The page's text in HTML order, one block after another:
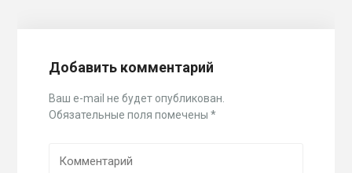
Добавить комментарий
Ваш e-mail не будет опубликован.
Обязательные поля помечены*